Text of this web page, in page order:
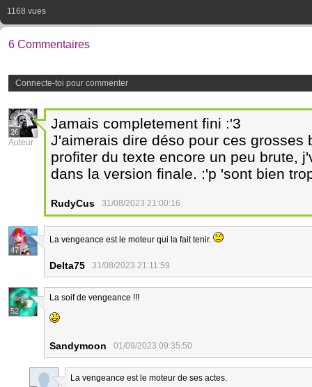
1168 vues
6 Commentaires
Connecte-toi pour commenter
26
Auteur
Jamais completement fini :'3
J'aimerais dire déso pour ces grosses
profiter du texte encore un peu brute,
dans la version finale. :'p 'sont bien
RudyCus 31/08/2023 21:00:16
47
La vengeance est le moteur qui la fait tenir.
Delta75 31/08/2023 21:11:59
52
La soif de vengeance !!!
Sandymoon 01/09/2023 09:35:50
La vengeance est le moteur de ses actes.